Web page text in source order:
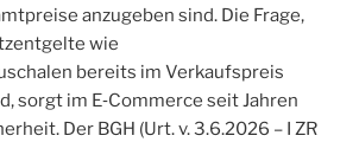
anzugeben sind. Die Frage,
wie
bereits im Verkaufspreis
sorgt im E‑Commerce seit Jahren
Der BGH (Urt. v. 3.6.2026 – I ZR